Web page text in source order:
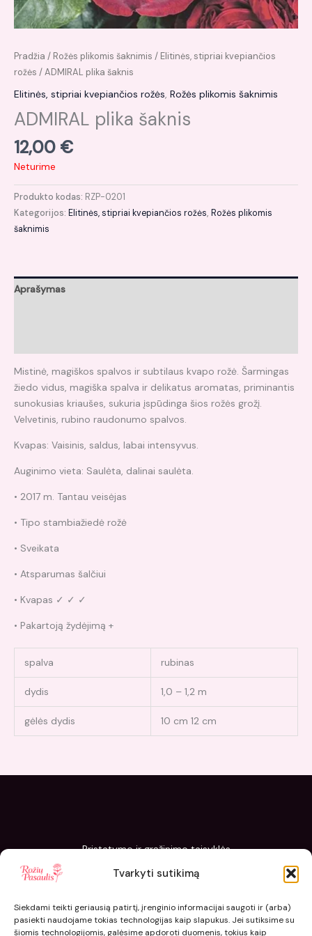
Tvarkyti sutikimą
Siekdami teikti geriausią patirtį, įrenginio informacijai saugoti ir (arba)
pasiekti naudojame tokias technologijas kaip slapukus. Jei sutiksime su
šiomis technologijomis, galėsime apdoroti duomenis, tokius kaip
Pradžia / Rožės plikomis šaknimis / Elitinės, stipriai kvepiančios
rožės / ADMIRAL plika šaknis
Elitinės, stipriai kvepiančios rožės, Rožės plikomis šaknimis
ADMIRAL plika šaknis
12,00 €
Neturime
Produkto kodas: RZP-0201
Kategorijos: Elitinės, stipriai kvepiančios rožės, Rožės plikomis
šaknimis
Aprašymas
Mistinė, magiškos spalvos ir subtilaus kvapo rožė. Šarmingas
žiedo vidus, magiška spalva ir delikatus aromatas, priminantis
sunokusias kriaušes, sukuria įspūdinga šios rožės grožį.
Velvetinis, rubino raudonumo spalvos.
Kvapas: Vaisinis, saldus, labai intensyvus.
Auginimo vieta: Saulėta, dalinai saulėta.
• 2017 m. Tantau veisėjas
• Tipo stambiažiedė rožė
• Sveikata
• Atsparumas šalčiui
• Kvapas ✓ ✓ ✓
• Pakartoją žydėjimą +
spalva rubinas
dydis 1,0 – 1,2 m
gėlės dydis 10 cm 12 cm
Pristatymo ir grąžinimo taisyklės
Slapukų politika